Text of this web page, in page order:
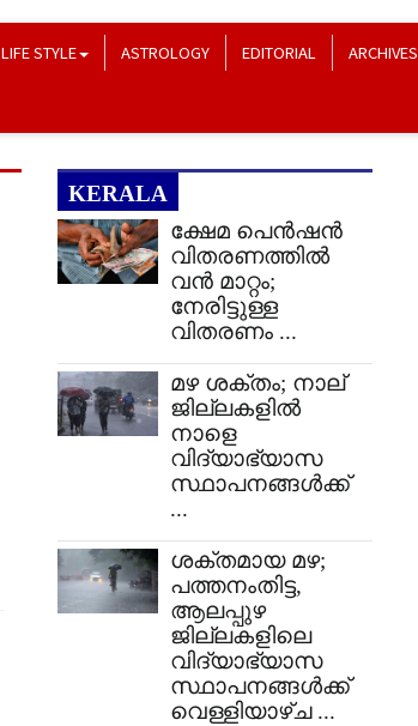
LIFE STYLE ASTROLOGY EDITORIAL
ARCHIVES
KERALA
ക്ഷേമ പെൻഷൻ
വിതരണത്തിൽ
വൻ മാറ്റം;
നേരിട്ടുള്ള
വിതരണം ...
മഴ ശക്തം; നാല്
ജില്ലകളിൽ
നാളെ
വിദ്യാഭ്യാസ
സ്ഥാപനങ്ങൾക്ക്
...
ശക്തമായ മഴ;
പത്തനംതിട്ട,
ആലപ്പുഴ
ജില്ലകളിലെ
വിദ്യാഭ്യാസ
സ്ഥാപനങ്ങൾക്ക്
വെള്ളിയാഴ്ച ...